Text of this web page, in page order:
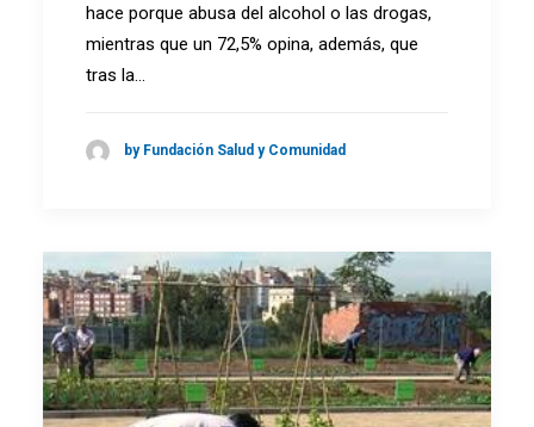
hace porque abusa del alcohol o las drogas,
mientras que un 72,5% opina, además, que
tras la…
by Fundación Salud y Comunidad